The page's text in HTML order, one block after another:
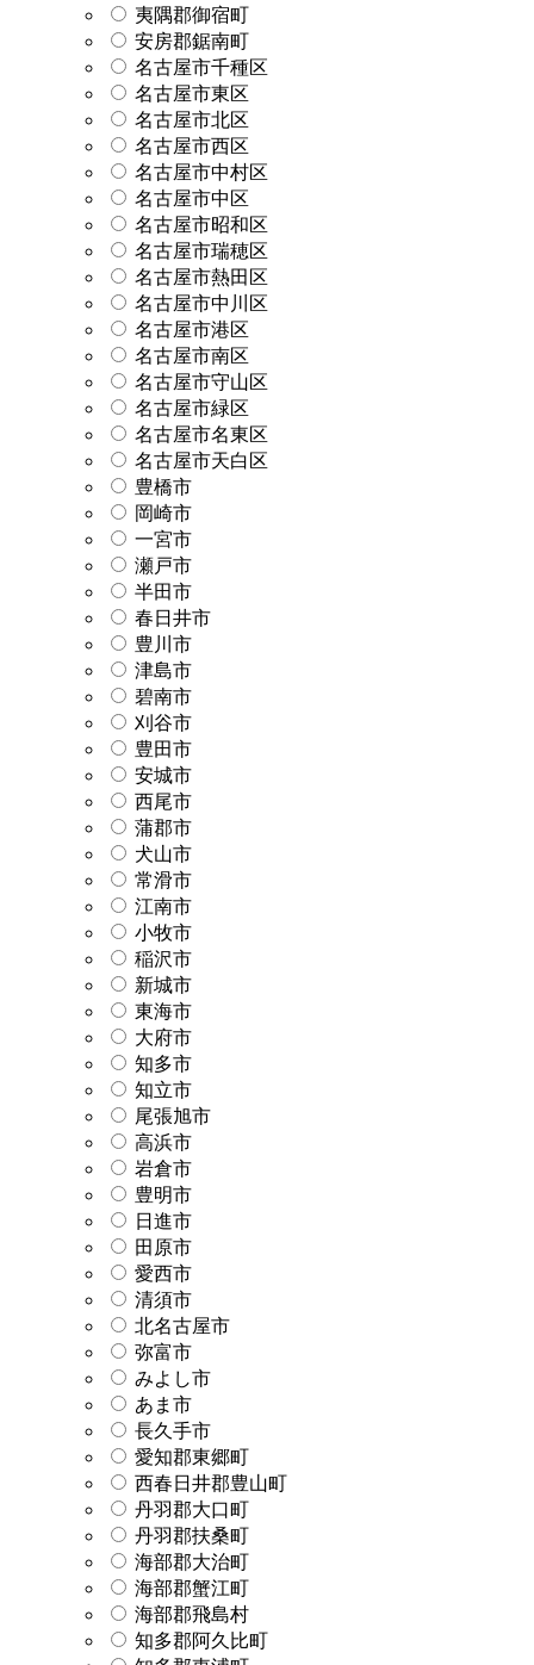
夷隅郡御宿町
安房郡鋸南町
名古屋市千種区
名古屋市東区
名古屋市北区
名古屋市西区
名古屋市中村区
名古屋市中区
名古屋市昭和区
名古屋市瑞穂区
名古屋市熱田区
名古屋市中川区
名古屋市港区
名古屋市南区
名古屋市守山区
名古屋市緑区
名古屋市名東区
名古屋市天白区
豊橋市
岡崎市
一宮市
瀬戸市
半田市
春日井市
豊川市
津島市
碧南市
刈谷市
豊田市
安城市
西尾市
蒲郡市
犬山市
常滑市
江南市
小牧市
稲沢市
新城市
東海市
大府市
知多市
知立市
尾張旭市
高浜市
岩倉市
豊明市
日進市
田原市
愛西市
清須市
北名古屋市
弥富市
みよし市
あま市
長久手市
愛知郡東郷町
西春日井郡豊山町
丹羽郡大口町
丹羽郡扶桑町
海部郡大治町
海部郡蟹江町
海部郡飛島村
知多郡阿久比町